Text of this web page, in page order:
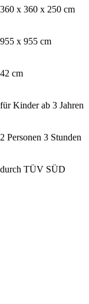
360 x 360 x 250 cm
955 x 955 cm
42 cm
für Kinder ab 3 Jahren
2 Personen 3 Stunden
durch TÜV SÜD